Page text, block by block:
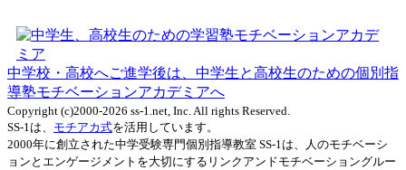
中学校・高校へご進学後は、中学生と高校生のための個別指
導塾モチベーションアカデミアへ
Copyright (c)2000-2026 ss-1.net, Inc. All rights Reserved.
SS-1は、 モチアカ式を活用しています。
2000年に創立された中学受験専門個別指導教室 SS-1は、人のモチベーシ
ョンとエンゲージメントを大切にするリンクアンドモチベーショングルー